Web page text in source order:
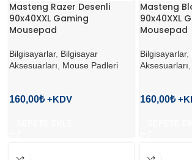
Masteng Razer Desenli
90x40XXL Gaming
Mousepad
Bilgisayarlar, Bilgisayar
Aksesuarları
Mouse Padleri
160,00₺
Masteng
90x40XXL
Mousepad
Bilgisayarlar,
Aksesuarları
160,00₺